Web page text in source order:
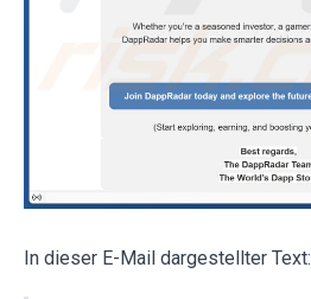
In dieser E-Mail dargestellter Text: